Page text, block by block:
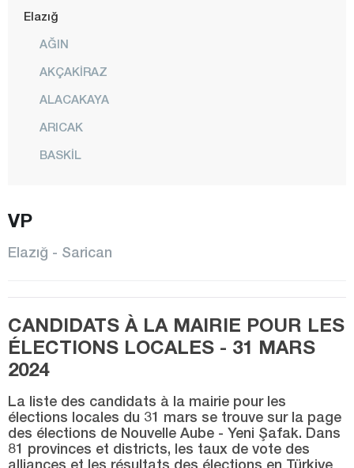
Elazığ
AĞIN
AKÇAKİRAZ
ALACAKAYA
ARICAK
BASKİL
KARAKOÇAN
KOVANCILAR
MADEN
CENTRE
MOLLAKENDİ
PALU
VP
Elazığ - Sarican
CANDIDATS À LA MAIRIE POUR LES
ÉLECTIONS LOCALES - 31 MARS
2024
La liste des candidats à la mairie pour les
élections locales du 31 mars se trouve sur la page
des élections de Nouvelle Aube - Yeni Şafak. Dans
81 provinces et districts, les taux de vote des
alliances et les résultats des élections en Türkiye